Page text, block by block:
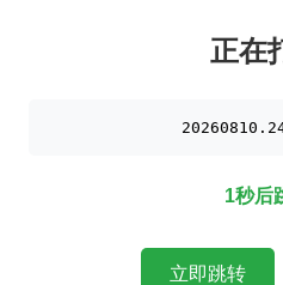
正在
1秒后
立即跳转